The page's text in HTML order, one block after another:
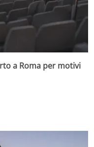
a Roma per motivi